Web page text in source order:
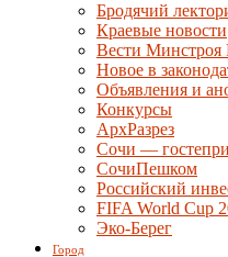
Бродячий
Краевые новости
Вести
Новое в
Объявления и
Конкурсы
АрхРазрез
Сочи —
СочиПешком
Российский
FIFA World Cup
Эко-Берег
Город